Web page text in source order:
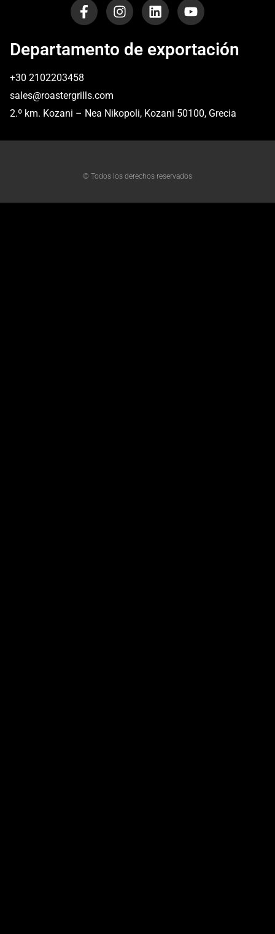
Departamento de exportación
+30 2102203458
sales@roastergrills.com
2.º km. Kozani – Nea Nikopoli, Kozani 50100, Grecia
© Todos los derechos reservados